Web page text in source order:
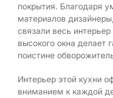
покрытия. Благодаря
материалов
связали весь
высокого окна делает
поистине
Интерьер этой кухни
вниманием к каждой